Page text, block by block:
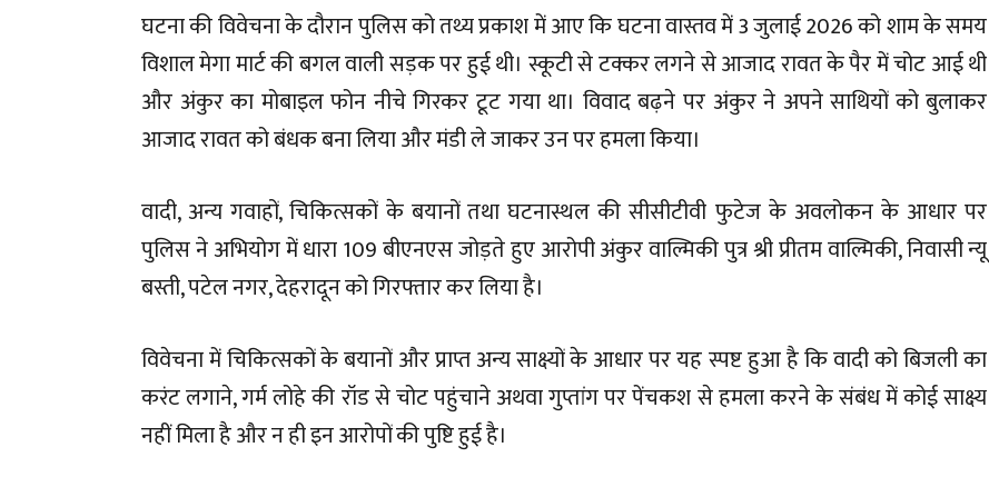
घटना की विवेचना के दौरान पुलिस को तथ्य प्रकाश में आए कि घटना वास्तव में 3 जुलाई 2026 को शाम के समय
विशाल मेगा मार्ट की बगल वाली सड़क पर हुई थी। स्कूटी से टक्कर लगने से आजाद रावत के पैर में चोट आई थी
और अंकुर का मोबाइल फोन नीचे गिरकर टूट गया था। विवाद बढ़ने पर अंकुर ने अपने साथियों को बुलाकर
आजाद रावत को बंधक बना लिया और मंडी ले जाकर उन पर हमला किया।
वादी, अन्य गवाहों, चिकित्सकों के बयानों तथा घटनास्थल की सीसीटीवी फुटेज के अवलोकन के आधार पर
पुलिस ने अभियोग में धारा 109 बीएनएस जोड़ते हुए आरोपी अंकुर वाल्मिकी पुत्र श्री प्रीतम वाल्मिकी, निवासी न्यू
बस्ती, पटेल नगर, देहरादून को गिरफ्तार कर लिया है।
विवेचना में चिकित्सकों के बयानों और प्राप्त अन्य साक्ष्यों के आधार पर यह स्पष्ट हुआ है कि वादी को बिजली का
करंट लगाने, गर्म लोहे की रॉड से चोट पहुंचाने अथवा गुप्तांग पर पेंचकश से हमला करने के संबंध में कोई साक्ष्य
नहीं मिला है और न ही इन आरोपों की पुष्टि हुई है।